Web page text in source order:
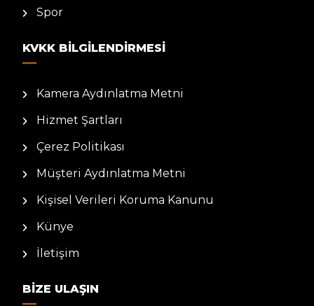
Spor
KVKK BILGILENDIRMESI
Kamera Aydınlatma Metni
Hizmet Şartları
Çerez Politikası
Müşteri Aydınlatma Metni
Kişisel Verileri Koruma Kanunu
Künye
İletişim
BIZE ULAŞIN